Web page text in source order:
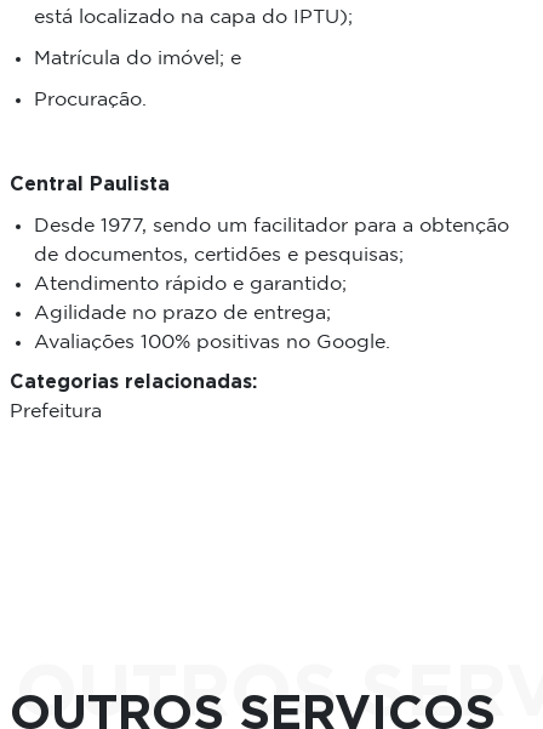
está localizado na capa do IPTU);
Matrícula do imóvel; e
Procuração.
Central Paulista
Desde 1977, sendo um facilitador para a obtenção
de documentos, certidões e pesquisas;
Atendimento rápido e garantido;
Agilidade no prazo de entrega;
Avaliações 100% positivas no Google.
Categorias relacionadas:
Prefeitura
OUTROS
OUTROS SERVIÇOS